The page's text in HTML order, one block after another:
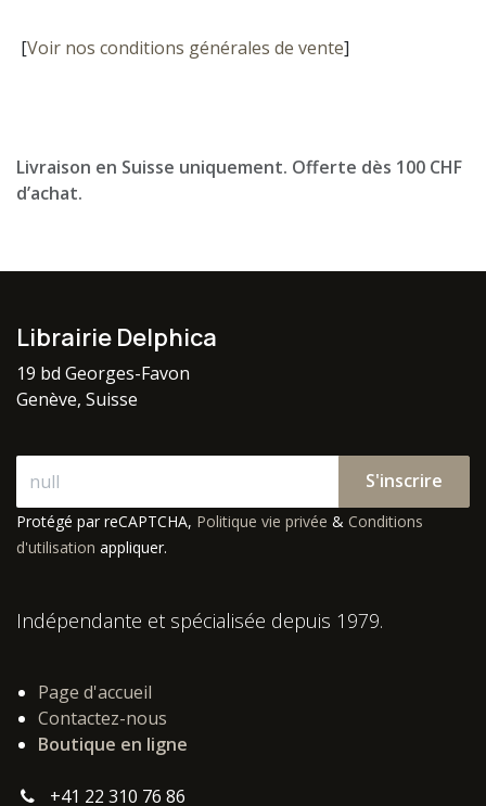
[Voir nos conditions générales de vente]
Livraison en Suisse uniquement. Offerte dès 100 CHF
d’achat.
Librairie Delphica
19 bd Georges-Favon
Genève, Suisse
S'inscrire
Protégé par reCAPTCHA, Politique vie privée & Conditions
d'utilisation appliquer.
Indépendante et spécialisée depuis 1979.
Page d'accueil
Contactez-nous
Boutique en ligne
+41 22 310 76 86